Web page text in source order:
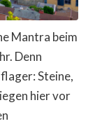
Mantra beim
Denn
Steine,
hier vor